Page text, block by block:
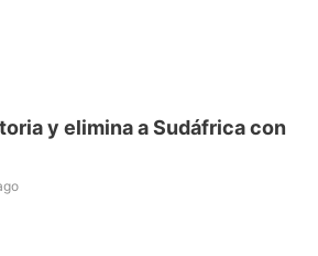
y elimina a Sudáfrica con